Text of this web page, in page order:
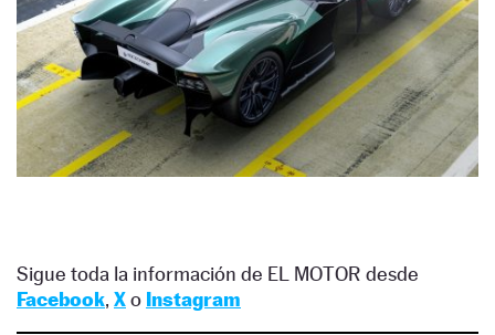
Sigue toda la información de EL MOTOR desde
Facebook, Xo Instagram